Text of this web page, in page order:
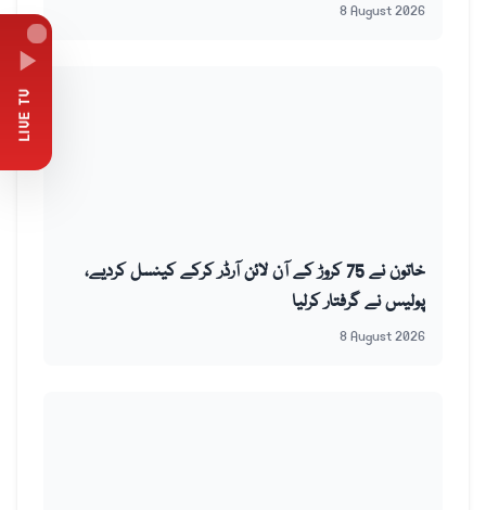
LIVE TV
8 August 2026
خاتون نے 75 کروڑ کے آن لائن آرڈر کرکے کینسل کردیے،
پولیس نے گرفتار کرلیا
8 August 2026